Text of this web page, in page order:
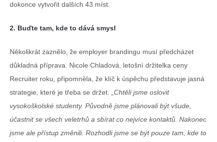
dokonce vytvořit dalších 43 míst.
2. Buďte tam, kde to dává smysl
Několikrát zaznělo, že employer brandingu musí předcházet
důkladná příprava. Nicole Chladová, letošní držitelka ceny
Recruiter roku, připomněla, že klíč k úspěchu představuje jasná
strategie, které je třeba se držet.
„Chtěli jsme oslovit
vysokoškolské studenty. Původně jsme plánovali být všude,
účastnit se všech veletrhů a sbírat co nejvíce kontaktů. Nakonec
jsme ale přístup změnili. Rozhodli jsme se být pouze tam, kde to